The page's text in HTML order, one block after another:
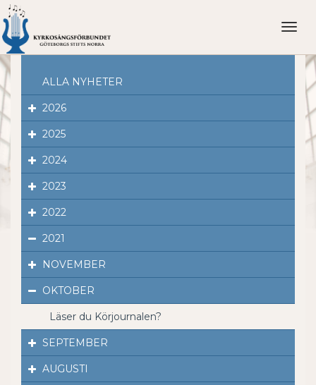
ALLA NYHETER
2026
2025
2024
2023
2022
2021
NOVEMBER
OKTOBER
Läser du Körjournalen?
SEPTEMBER
AUGUSTI